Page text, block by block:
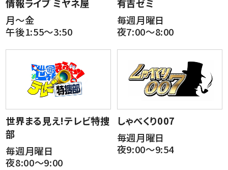
情報ライブ ミヤネ屋
月～金
午後1:55～3:50
有吉ゼミ
毎週月曜日
夜7:00～8:00
世界まる見え!テレビ特捜
部
毎週月曜日
夜8:00～9:00
しゃべくり007
毎週月曜日
夜9:00～9:54